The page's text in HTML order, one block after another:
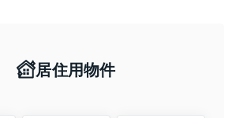
居住用物件